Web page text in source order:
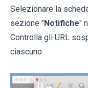
Selezionare la
sezione "Notifiche"
Controlla gli URL
ciascuno